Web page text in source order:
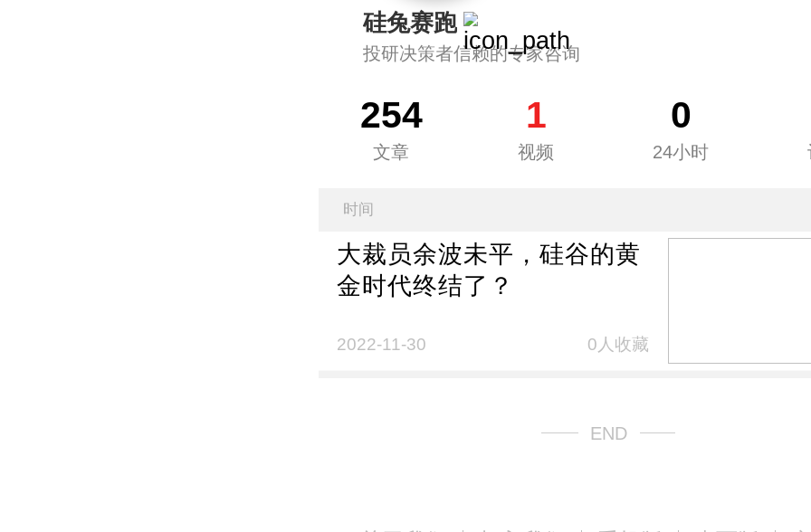
硅兔赛跑
投研决策者信赖的专家咨询
254
文章
1
视频
0
24小时
时间
大裁员余波未平，硅谷的黄
金时代终结了？
2022-11-30 0人收藏
END